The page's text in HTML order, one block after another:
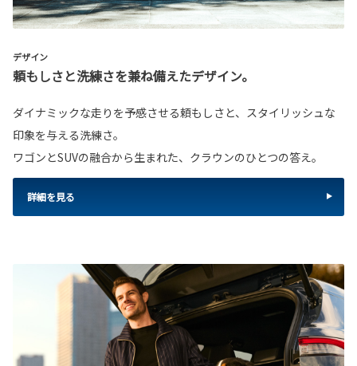
デザイン
頼もしさと洗練さを兼ね備えたデザイン。
ダイナミックな走りを予感させる頼もしさと、スタイリッシュな
印象を与える洗練さ。
ワゴンとSUVの融合から生まれた、クラウンのひとつの答え。
詳細を見る